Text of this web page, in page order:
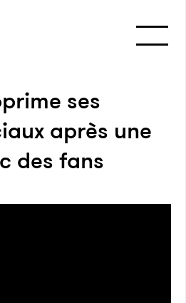
ses
après une
des fans